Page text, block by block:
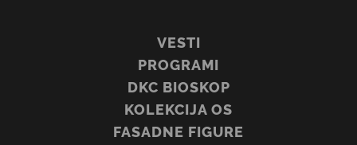
VESTI
PROGRAMI
DKC BIOSKOP
KOLEKCIJA OS
FASADNE FIGURE